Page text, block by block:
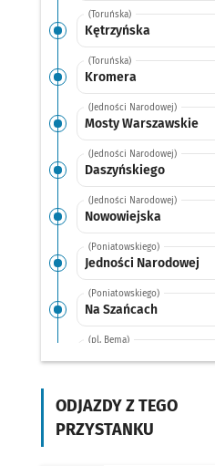
(Toruńska)
Kętrzyńska
(Toruńska)
Kromera
(Jedności Narodowej)
Mosty Warszawskie
(Jedności Narodowej)
Daszyńskiego
(Jedności Narodowej)
Nowowiejska
(Poniatowskiego)
Jedności Narodowej
(Poniatowskiego)
Na Szańcach
(pl. Bema)
Hala Targowa
(św. Katarzyny)
ODJAZDY Z TEGO
PRZYSTANKU